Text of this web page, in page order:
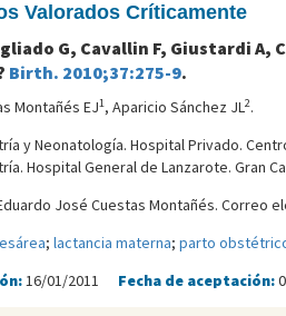
Valorados Críticamente
G, Cavallin F, Giustardi A,
Birth. 2010;37:275-9.
Montañés EJ1, Aparicio Sánchez JL2.
y Neonatología. Hospital Privado.
Hospital General de Lanzarote. Gran
José Cuestas Montañés. Correo
; lactancia materna; parto
16/01/2011 Fecha de aceptación: